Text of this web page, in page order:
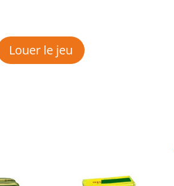
Louer le jeu